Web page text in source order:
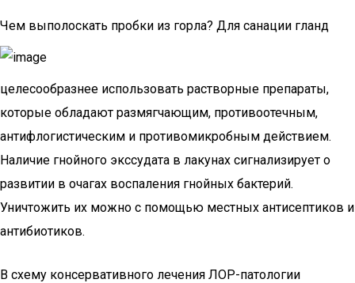
Чем выполоскать пробки из горла? Для санации гланд
целесообразнее использовать растворные препараты,
которые обладают размягчающим, противоотечным,
антифлогистическим и противомикробным действием.
Наличие гнойного экссудата в лакунах сигнализирует о
развитии в очагах воспаления гнойных бактерий.
Уничтожить их можно с помощью местных антисептиков и
антибиотиков.
В схему консервативного лечения ЛОР-патологии